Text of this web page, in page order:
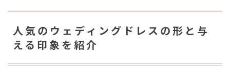
人気のウェディングドレスの形と与
える印象を紹介